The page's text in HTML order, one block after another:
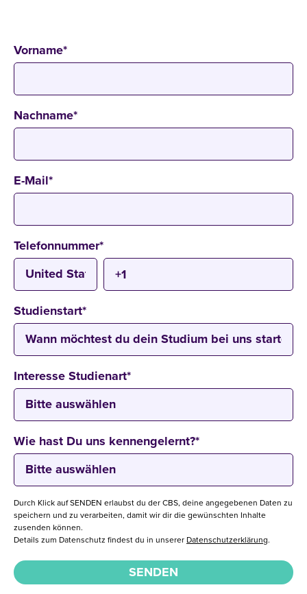
Vorname*
Nachname*
E-Mail*
Telefonnummer*
Studienstart*
Interesse Studienart*
Wie hast Du uns kennengelernt?*
Durch Klick auf SENDEN erlaubst du der CBS, deine angegebenen Daten zu
speichern und zu verarbeiten, damit wir dir die gewünschten Inhalte
zusenden können.
Details zum Datenschutz findest du in unserer Datenschutzerklärung.